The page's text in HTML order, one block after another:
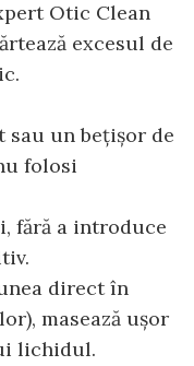
Otic Clean
excesul de
sau un bețișor de
folosi
fără a introduce
direct în
masează ușor
lichidul.